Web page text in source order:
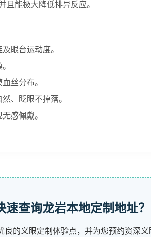
能极大降低排异反应。
眼台运动度。
丝分布。
、眨眼不掉落。
感佩戴。
查询龙岩本地定制地址？
的义眼定制体验点，并为您预约资深义